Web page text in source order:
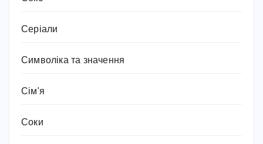
Серіали
Символіка та значення
Сім'я
Соки